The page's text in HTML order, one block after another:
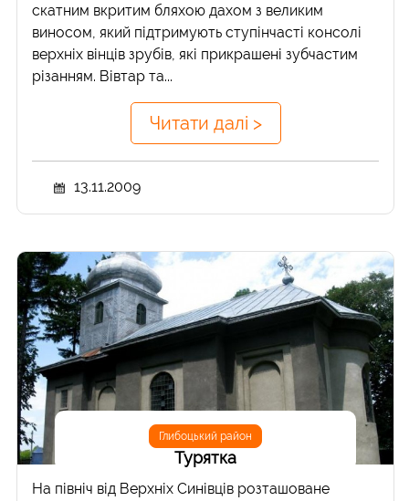
скатним вкритим бляхою дахом з великим
виносом, який підтримують ступінчасті консолі
верхніх вінців зрубів, які прикрашені зубчастим
різанням. Вівтар та...
Читати далі >
13.11.2009
Глибоцький район
Турятка
На північ від Верхніх Синівців розташоване